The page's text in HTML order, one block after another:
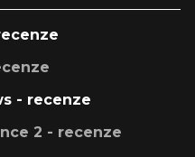
- recenze
2 - recenze